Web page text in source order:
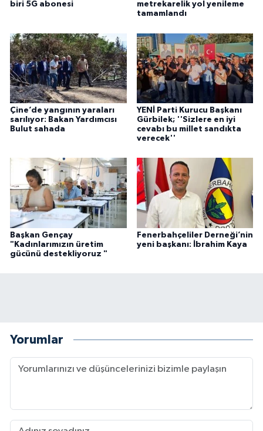
biri 5G abonesi
metrekarelik yol yenileme
tamamlandı
Çine’de yangının yaraları
sarılıyor: Bakan Yardımcısı
Bulut sahada
YENİ Parti Kurucu Başkanı
Gürbilek; ''Sizlere en iyi
cevabı bu millet sandıkta
verecek''
Başkan Gençay
"Kadınlarımızın üretim
gücünü destekliyoruz "
Fenerbahçeliler Derneği’nin
yeni başkanı: İbrahim Kaya
Yorumlar